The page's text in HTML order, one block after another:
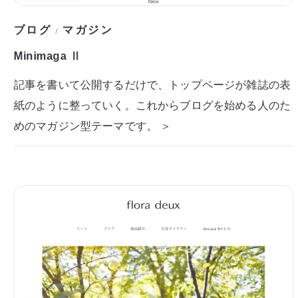
ブログ / マガジン
Minimaga Ⅱ
記事を書いて公開するだけで、トップページが雑誌の表
紙のように整っていく。これからブログを始める人のた
めのマガジン型テーマです。 ＞